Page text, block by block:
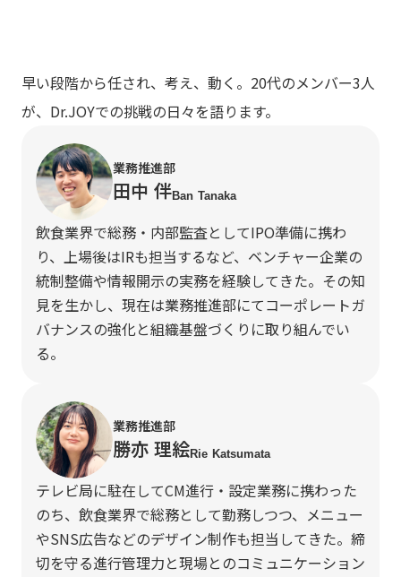
早い段階から任され、考え、動く。20代のメンバー3人
が、Dr.JOYでの挑戦の日々を語ります。
業務推進部
田中 伴Ban Tanaka
飲食業界で総務・内部監査としてIPO準備に携わ
り、上場後はIRも担当するなど、ベンチャー企業の
統制整備や情報開示の実務を経験してきた。その知
見を生かし、現在は業務推進部にてコーポレートガ
バナンスの強化と組織基盤づくりに取り組んでい
る。
業務推進部
勝亦 理絵Rie Katsumata
テレビ局に駐在してCM進行・設定業務に携わった
のち、飲食業界で総務として勤務しつつ、メニュー
やSNS広告などのデザイン制作も担当してきた。締
切を守る進行管理力と現場とのコミュニケーション